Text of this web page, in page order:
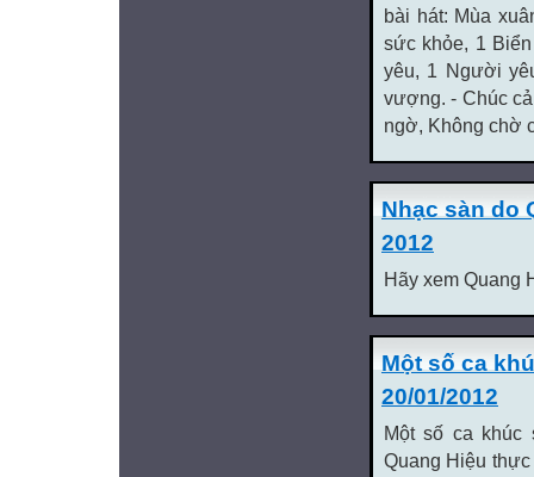
bài hát: Mùa
sức khỏe, 1
yêu, 1 Người
vượng. - Chúc
ngờ, Không chờ
Nhạc sàn do
2012
Hãy xem Quang
Một số ca
20/01/2012
Một số ca khúc
Quang Hiệu